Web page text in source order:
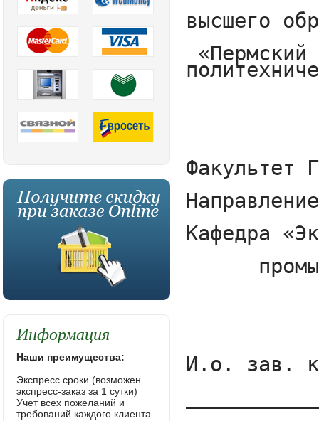
Информация
Наши преимущества:
Экспресс сроки (возможен
экспресс-заказ за 1 сутки)
Учет всех пожеланий и
требований каждого клиента